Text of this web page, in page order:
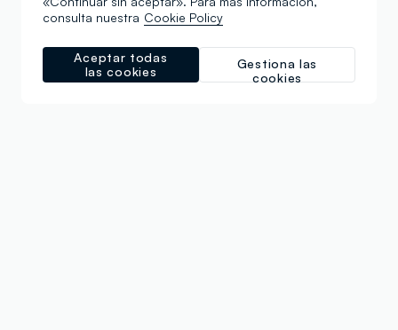
consulta nuestra Cookie Policy
Gestiona las
cookies
Aceptar todas
las cookies